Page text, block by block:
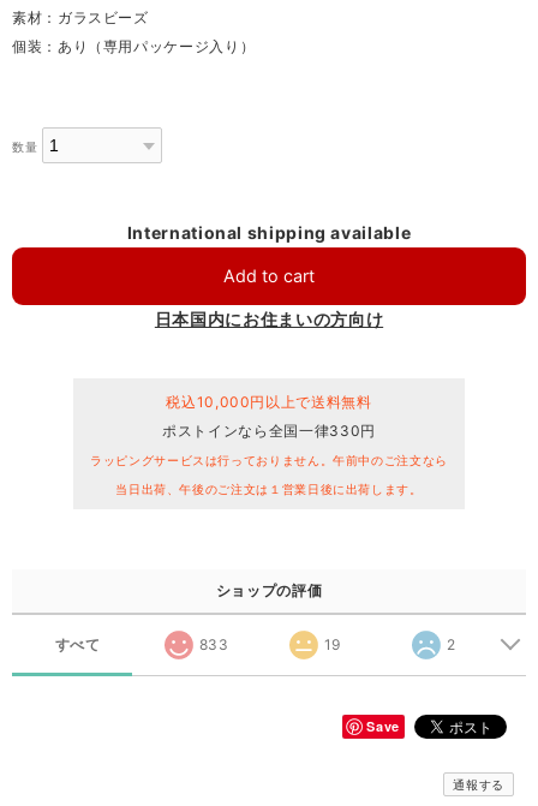
素材：ガラスビーズ
個装：あり（専用パッケージ入り）
数量
International shipping available
Add to cart
日本国内にお住まいの方向け
税込10,000円以上で送料無料
ポストインなら全国一律330円
ラッピングサービスは行っておりません。午前中のご注文なら
当日出荷、午後のご注文は１営業日後に出荷します。
ショップの評価
すべて 833 19 2
Save
通報する